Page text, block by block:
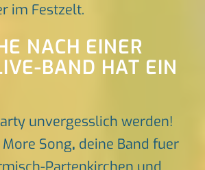
im Festzelt.
NACH EINER
BAND HAT EIN
unvergesslich werden!
Song, deine Band fuer